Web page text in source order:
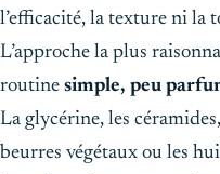
l’efficacité, la texture ni la
L’approche la plus
routine simple, peu
La glycérine, les
beurres végétaux ou les